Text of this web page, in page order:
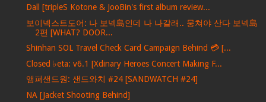
Dall [tripleS Kotone & JooBin's first album review...
보이넥스트도어: 나 보넥島인데 나 나갈래.. 뭉쳐야 산다 보넥島
2편 [WHAT? DOOR...
Shinhan SOL Travel Check Card Campaign Behind 💳 [...
Closed ♭eta: v6.1 [Xdinary Heroes Concert Making F...
앰퍼샌드원: 샌드와치 #24 [SANDWATCH #24]
NA [Jacket Shooting Behind]